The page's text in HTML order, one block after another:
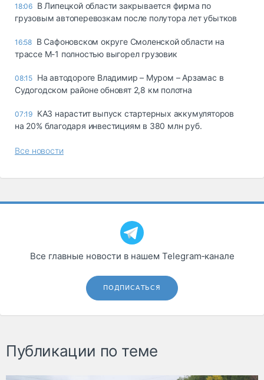
18:06 В Липецкой области закрывается фирма по
грузовым автоперевозкам после полутора лет убытков
16:58 В Сафоновском округе Смоленской области на
трассе М-1 полностью выгорел грузовик
08:15 На автодороге Владимир – Муром – Арзамас в
Судогодском районе обновят 2,8 км полотна
07:19 КАЗ нарастит выпуск стартерных аккумуляторов
на 20% благодаря инвестициям в 380 млн руб.
Все новости
Все главные новости в нашем Telegram‑канале
ПОДПИСАТЬСЯ
Публикации по теме